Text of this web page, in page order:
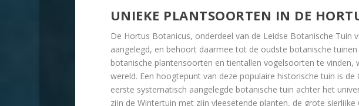
UNIEKE PLANTSOORTEN IN DE
De Hortus Botanicus, onderdeel van de Leidse Botanische Tuin
aangelegd, en behoort daarmee tot de oudste botanische
botanische plantensoorten en tientallen vogelsoorten te vinden,
wereld. Een hoogtepunt van deze populaire historische tuin is
eerste systematisch aangelegde botanische tuin achter het
zijn de Wintertuin met zijn vleesetende planten, de grote sierlijke